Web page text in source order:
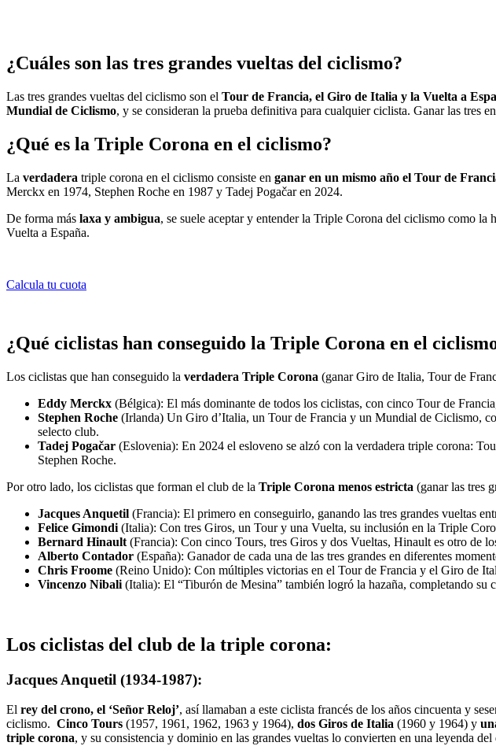
¿Cuáles son las tres grandes vueltas del ciclismo?
Las tres grandes vueltas del ciclismo son el Tour de Francia, el Giro de Italia y la Vuelta a
Mundial de Ciclismo, y se consideran la prueba definitiva para cualquier ciclista. Ganar las tres
¿Qué es la Triple Corona en el ciclismo?
La verdadera triple corona en el ciclismo consiste en ganar en un mismo año el Tour de
Merckx en 1974, Stephen Roche en 1987 y Tadej Pogačar en 2024.
De forma más laxa y ambigua, se suele aceptar y entender la Triple Corona del ciclismo como la
Vuelta a España.
Calcula tu cuota
¿Qué ciclistas han conseguido la Triple Corona en el
Los ciclistas que han conseguido la verdadera Triple Corona (ganar Giro de Italia, Tour de
Eddy Merckx (Bélgica): El más dominante de todos los ciclistas, con cinco Tour de
Stephen Roche (Irlanda) Un Giro d’Italia, un Tour de Francia y un Mundial de Ciclismo,
selecto club.
Tadej Pogačar (Eslovenia): En 2024 el esloveno se alzó con la verdadera triple corona:
Stephen Roche.
Por otro lado, los ciclistas que forman el club de la Triple Corona menos estricta (ganar las tres
Jacques Anquetil (Francia): El primero en conseguirlo, ganando las tres grandes vueltas
Felice Gimondi (Italia): Con tres Giros, un Tour y una Vuelta, su inclusión en la Triple
Bernard Hinault (Francia): Con cinco Tours, tres Giros y dos Vueltas, Hinault es otro de
Alberto Contador (España): Ganador de cada una de las tres grandes en diferentes
Chris Froome (Reino Unido): Con múltiples victorias en el Tour de Francia y el Giro de
Vincenzo Nibali (Italia): El “Tiburón de Mesina” también logró la hazaña, completando
Los ciclistas del club de la triple corona:
Jacques Anquetil (1934-1987):
El rey del crono, el ‘Señor Reloj’, así llamaban a este ciclista francés de los años cincuenta y
ciclismo. Cinco Tours (1957, 1961, 1962, 1963 y 1964), dos Giros de Italia (1960 y 1964) y
triple corona, y su consistencia y dominio en las grandes vueltas lo convierten en una leyenda del